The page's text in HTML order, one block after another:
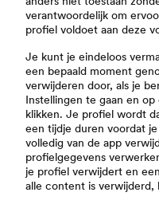
verantwoordelijk om
profiel voldoet aan deze
Je kunt je eindeloos
een bepaald moment
verwijderen door, als je
Instellingen te gaan en
klikken. Je profiel wordt
een tijdje duren voordat
volledig van de app
profielgegevens
je profiel verwijdert en
alle content is